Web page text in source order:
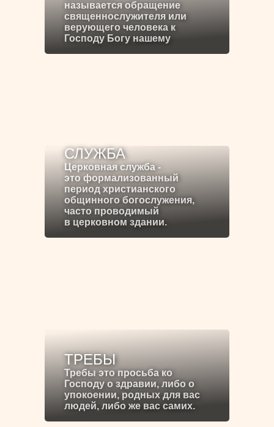
называется обращение
священнослужителя или
верующего человека к
Господу Богу нашему
СЛУЖБА
Церковная служба -
это формализованный
период христианского
общинного богослужения,
часто проводимый
в церковном здании.
ТРЕБЫ
Требы это просьба ко
Господу о здравии, либо о
упокоении, родных для вас
людей, либо же вас самих.